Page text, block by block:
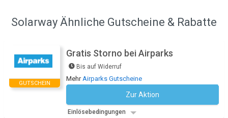
Solarway Ähnliche Gutscheine & Rabatte
GUTSCHEIN
Gratis Storno bei Airparks
Bis auf Widerruf
MehrAirparks Gutscheine
Zur Aktion
Einlösebedingungen